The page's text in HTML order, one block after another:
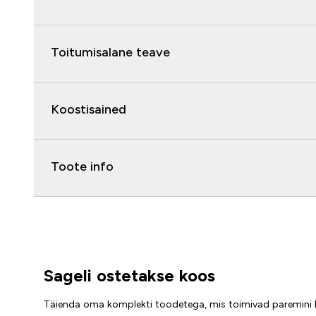
Toitumisalane teave
Koostisained
Toote info
Sageli ostetakse koos
Täienda oma komplekti toodetega, mis toimivad paremini